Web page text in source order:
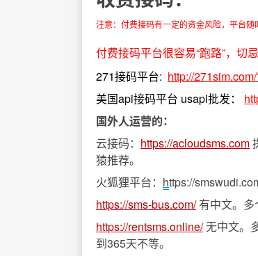
注意：付费接码有一定的资金风险，平台随
付费接码平台很容易“跑路”，切忌
271接码平台: http://
美国api接码平台 usapi批发：
国外人运营的：
云接码： https://acloudsms.com
猿推荐。
火狐狸平台： https://
https://sms-bus.com/有中文。多
https://rentsms.online/无中文。
到365天不等。